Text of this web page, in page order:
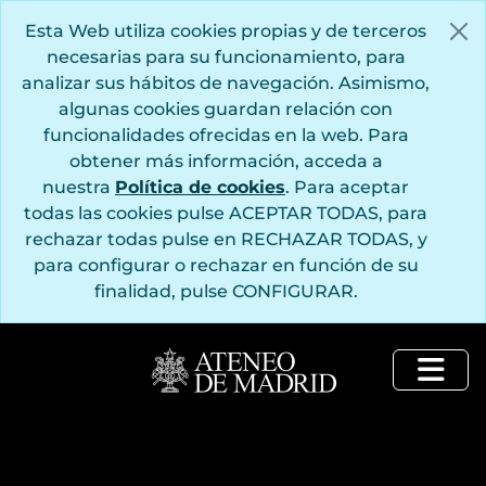
Esta Web utiliza cookies propias y de terceros
necesarias para su funcionamiento, para
analizar sus hábitos de navegación. Asimismo,
algunas cookies guardan relación con
funcionalidades ofrecidas en la web. Para
obtener más información, acceda a
nuestra Política de cookies. Para aceptar
todas las cookies pulse ACEPTAR TODAS, para
rechazar todas pulse en RECHAZAR TODAS, y
para configurar o rechazar en función de su
finalidad, pulse CONFIGURAR.